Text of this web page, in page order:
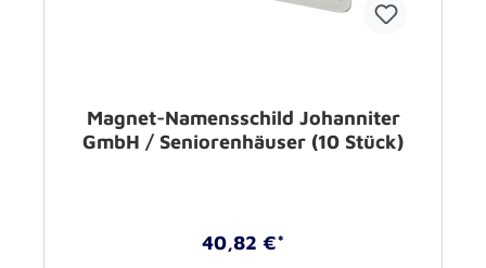
Magnet-Namensschild Johanniter
GmbH / Seniorenhäuser (10 Stück)
40,82 €*